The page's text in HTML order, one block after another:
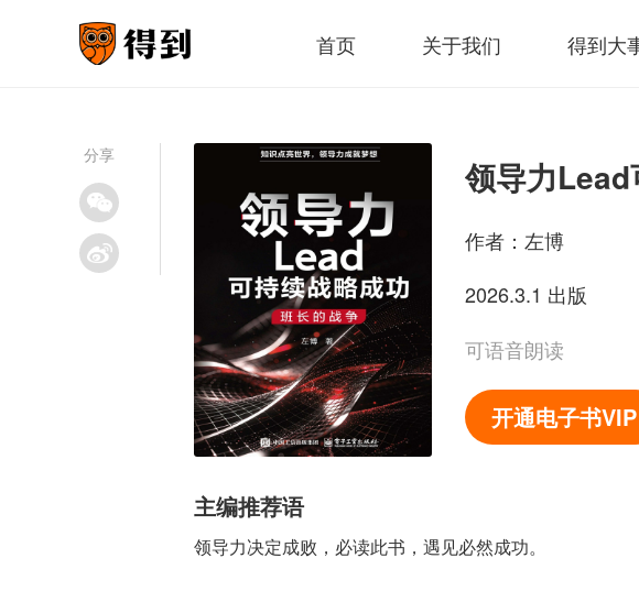
首页 关于我们 得到大
分享
作者： 左博
2026.3.1 出版
可语音朗读
开通电子书VIP
主编推荐语
领导力决定成败，必读此书，遇见必然成功。